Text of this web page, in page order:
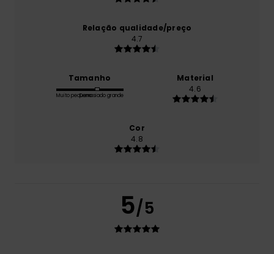
Relação qualidade/preço
4.7
Tamanho
Muito pequenoDemasiado grande
Material
4.6
Cor
4.8
5/5